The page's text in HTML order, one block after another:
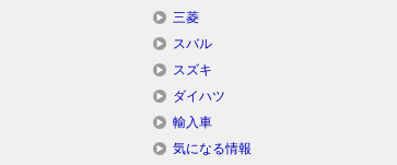
三菱
スバル
スズキ
ダイハツ
輸入車
気になる情報